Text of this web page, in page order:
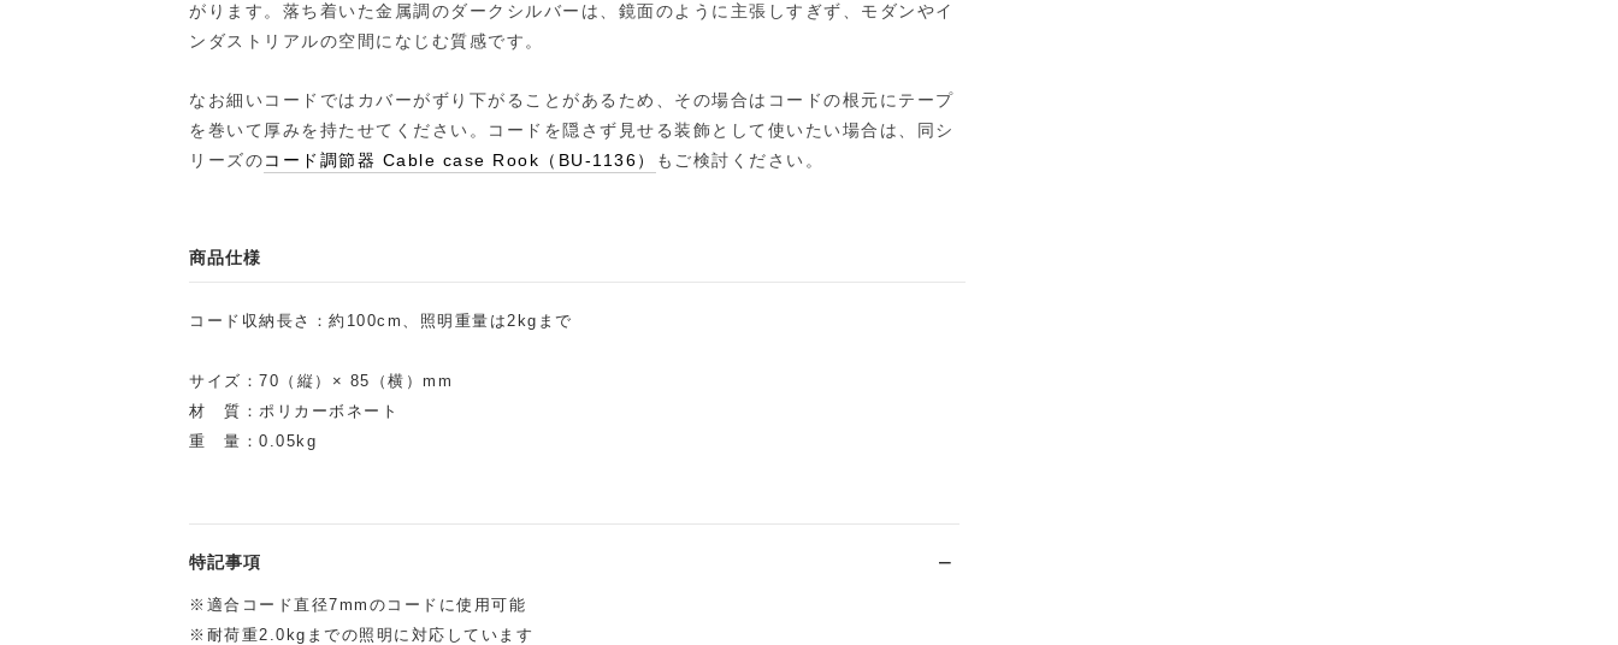
がります。落ち着いた金属調のダークシルバーは、鏡面のように主張しすぎず、モダンやイ
ンダストリアルの空間になじむ質感です。
なお細いコードではカバーがずり下がることがあるため、その場合はコードの根元にテープ
を巻いて厚みを持たせてください。コードを隠さず見せる装飾として使いたい場合は、同シ
リーズのコード調節器 Cable case Rook（BU-1136） もご検討ください。
商品仕様
コード収納長さ：約100cm、照明重量は2kgまで
サイズ：70（縦）× 85（横）mm
材 質：ポリカーボネート
重 量：0.05kg
特記事項
※適合コード直径7mmのコードに使用可能
※耐荷重2.0kgまでの照明に対応しています